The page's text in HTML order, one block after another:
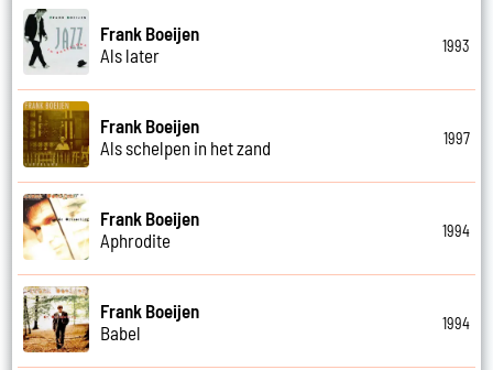
Frank Boeijen
Als later
1993
Frank Boeijen
Als schelpen in het zand
1997
Frank Boeijen
Aphrodite
1994
Frank Boeijen
Babel
1994